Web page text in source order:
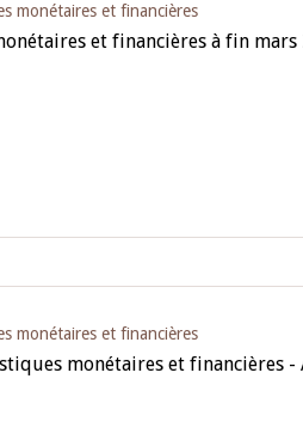
monétaires et financières
et financières à fin mars
monétaires et financières
monétaires et financières -